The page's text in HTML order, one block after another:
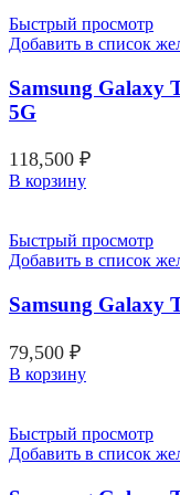
Быстрый просмотр
Добавить в список
Samsung Galaxy
5G
118,500 ₽
В корзину
Быстрый просмотр
Добавить в список
Samsung Galaxy
79,500 ₽
В корзину
Быстрый просмотр
Добавить в список